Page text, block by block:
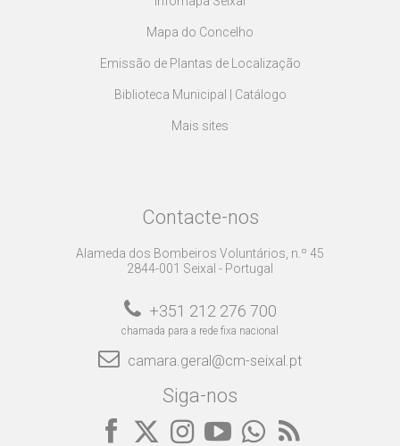
Mapa do Concelho
Emissão de Plantas de Localização
Biblioteca Municipal | Catálogo
Mais sites
Contacte-nos
Alameda dos Bombeiros Voluntários, n.º 45
2844-001 Seixal - Portugal
+351 212 276 700
chamada para a rede fixa nacional
camara.geral@cm-seixal.pt
Siga-nos